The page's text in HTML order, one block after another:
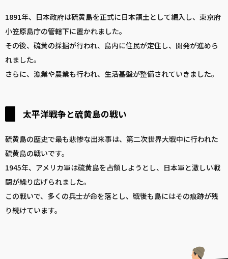
1891年、日本政府は硫黄島を正式に日本領土として編入し、東京府
小笠原島庁の管轄下に置かれました。
その後、硫黄の採掘が行われ、島内に住民が定住し、開発が進めら
れました。
さらに、漁業や農業も行われ、生活基盤が整備されていきました。
太平洋戦争と硫黄島の戦い
硫黄島の歴史で最も悲惨な出来事は、第二次世界大戦中に行われた
硫黄島の戦いです。
1945年、アメリカ軍は硫黄島を占領しようとし、日本軍と激しい戦
闘が繰り広げられました。
この戦いで、多くの兵士が命を落とし、戦後も島にはその痕跡が残
り続けています。